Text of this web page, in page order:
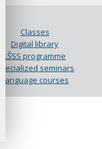
Classes
Digital library
LŠSS programme
Specialized seminars
Language courses